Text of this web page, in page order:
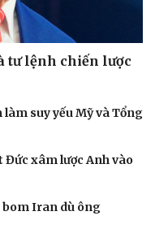
tư lệnh chiến lược
suy yếu Mỹ và Tổng
Đức xâm lược Anh vào
bom Iran dù ông